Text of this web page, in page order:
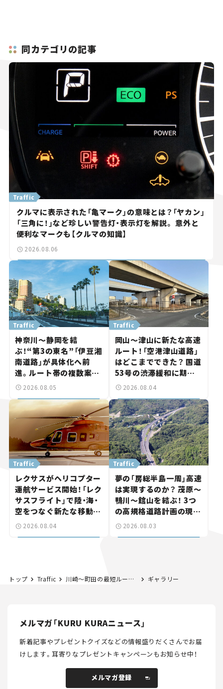
同カテゴリの記事
クルマに表示された「亀マーク」の意味とは？「ヤカン」
「三角に！」など珍しい警告灯・表示灯を解説。 意外と
便利なマークも【クルマの知識】
Traffic
2026.08.06
神奈川～静岡を結
ぶ！“第3の東名”「伊豆湘
南道路」が具体化へ前
進。ルート帯の複数案検
討へ。熱海まで信号ゼロ
道路計画】
Traffic
2026.08.05
岡山～津山に新たな高速
ルート！「空港津山道路」
はどこまでできた？ 国道
53号の渋滞緩和に期待。
岡山市側でも動きが【い
Traffic
2026.08.04
レクサスがヘリコプター
運航サービス開始！「レク
サスフライト」で陸・海・
空をつなぐ新たな移動体
験とは
Traffic
2026.08.04
夢の「房総半島一周」高速
は実現するのか？ 茂原～
鴨川～館山を結ぶ！ 3つ
の高規格道路計画の現
状。「館山鴨川道路」で検
討進む【いま気になる道
Traffic
2026.08.03
トップ Traffic 川崎～町田の最短ルート！ 横浜北部の東西軸「川崎町田線」はどこまでできた？ 新工区開通で4車線化が前進【いま気になる道路計画】 ギャラリー
メルマガ「KURU KURAニュース」
新着記事やプレゼントクイズなどの情報盛りだくさんでお届
けします。耳寄りなプレゼントキャンペーンもお知らせ中！
メルマガ登録